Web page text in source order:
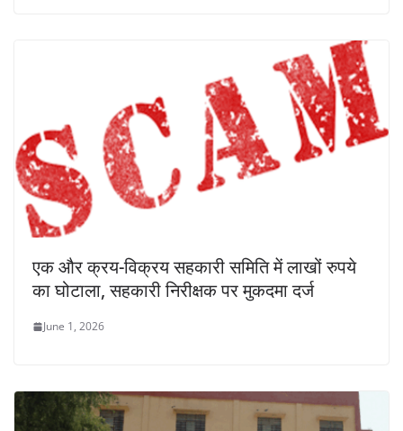
एक और क्रय-विक्रय सहकारी समिति में लाखों रुपये
का घोटाला, सहकारी निरीक्षक पर मुकदमा दर्ज
June 1, 2026